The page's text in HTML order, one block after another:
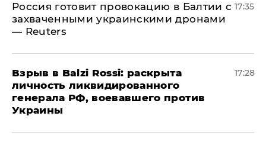
​Россия готовит провокацию в Балтии с
захваченными украинскими дронами
— Reuters
17:35
​Взрыв в Balzi Rossi: раскрыта
личность ликвидированного
генерала РФ, воевавшего против
Украины
17:28